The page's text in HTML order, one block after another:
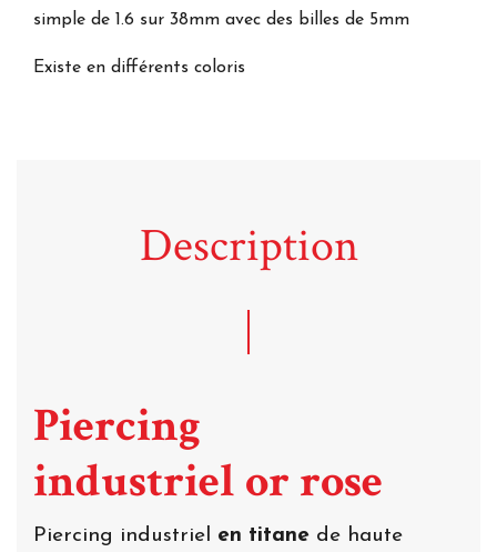
simple de 1.6 sur 38mm avec des billes de 5mm
Existe en différents coloris
Description
Piercing
industriel or rose
Piercing industriel en titane de haute